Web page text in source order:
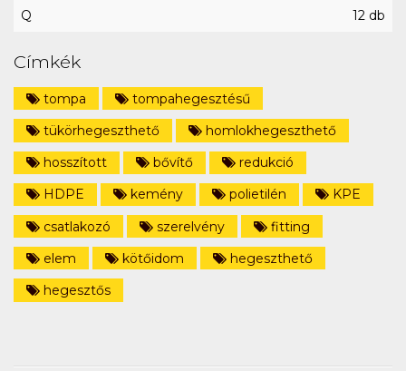
Q 12 db
Címkék
tompa
tompahegesztésű
tükörhegeszthető
homlokhegeszthető
hosszított
bővítő
redukció
HDPE
kemény polietilén
KPE
csatlakozó
szerelvény
fitting
elem
kötőidom
hegeszthető
hegesztős